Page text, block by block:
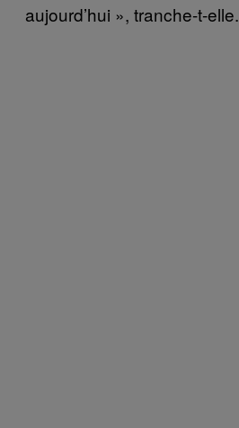
aujourd’hui », tranche-t-elle.